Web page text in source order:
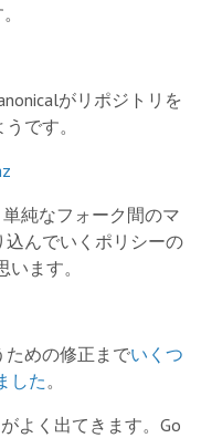
がリポジトリを
です。
純なフォーク間のマ
んでいくポリシーの
ます。
ための修正までいくつ
した。
よく出てきます。Go